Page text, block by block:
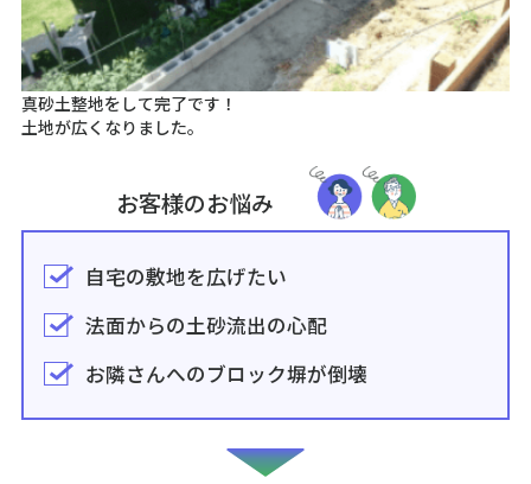
真砂土整地をして完了です！
土地が広くなりました。
お客様のお悩み
自宅の敷地を広げたい
法面からの土砂流出の心配
お隣さんへのブロック塀が倒壊